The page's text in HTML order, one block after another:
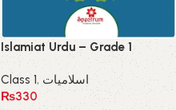
Islamiat Urdu – Grade 1
Class 1, اسلامیات
₨330